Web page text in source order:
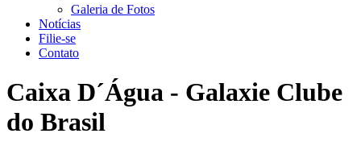
Galeria de Fotos
Notícias
Filie-se
Contato
Caixa D´Água - Galaxie Clube
do Brasil